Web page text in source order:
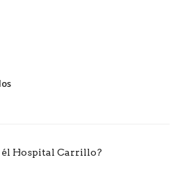
él Hospital Carrillo?